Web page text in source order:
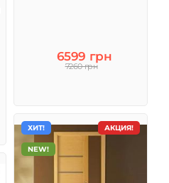
6599 грн
7260 грн
АКЦИЯ!
ХИТ!
NEW!